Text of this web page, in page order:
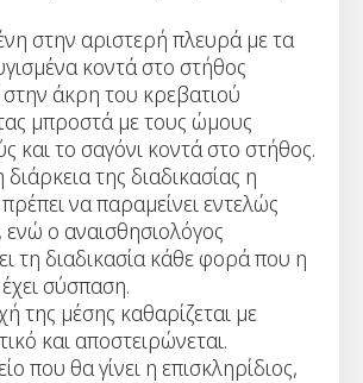
στην αριστερή πλευρά με τα
κοντά στο στήθος
στην άκρη του κρεβατιού
μπροστά με τους ώμους
και το σαγόνι κοντά στο στήθος.
διάρκεια της διαδικασίας η
να παραμείνει εντελώς
ενώ ο αναισθησιολόγος
τη διαδικασία κάθε φορά που η
σύσπαση.
της μέσης καθαρίζεται με
και αποστειρώνεται.
που θα γίνει η επισκληρίδιος,